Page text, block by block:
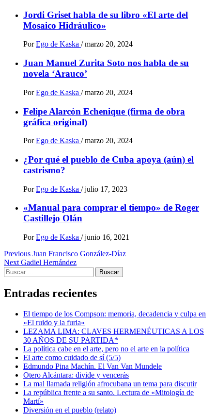
Jordi Griset habla de su libro «El arte del
Mosaico Hidráulico»
Por Ego de Kaska / marzo 20, 2024
Juan Manuel Zurita Soto nos habla de su
novela ‘Arauco’
Por Ego de Kaska / marzo 20, 2024
Felipe Alarcón Echenique (firma de obra
gráfica original)
Por Ego de Kaska / marzo 20, 2024
¿Por qué el pueblo de Cuba apoya (aún) el
castrismo?
Por Ego de Kaska / julio 17, 2023
«Manual para comprar el tiempo» de Roger
Castillejo Olán
Por Ego de Kaska / junio 16, 2021
Post
navigation
Previous Juan Francisco González-Díaz
Next Gadiel Hernández
Buscar:
Entradas recientes
El tiempo de los Compson: memoria, decadencia y culpa en
«El ruido y la furia»
LEZAMA LIMA: CLAVES HERMENÉUTICAS A LOS
30 AÑOS DE SU PARTIDA*
La política cabe en el arte, pero no el arte en la política
El arte como cuidado de sí (5/5)
Edmundo Pina Machín. El Van Van Mundele
Otero Alcántara: divide y vencerás
La mal llamada religión afrocubana un tema para discutir
La república frente a su santo. Lectura de «Mitología de
Martí»
Diversión en el pueblo (relato)